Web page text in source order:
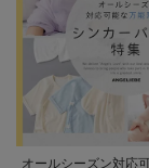
オールシーズン対応